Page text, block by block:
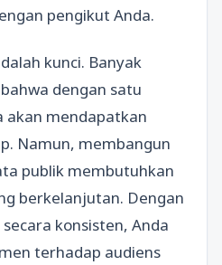
pengikut Anda.
kunci. Banyak
dengan satu
akan mendapatkan
Namun, membangun
publik membutuhkan
berkelanjutan. Dengan
konsisten, Anda
terhadap audiens